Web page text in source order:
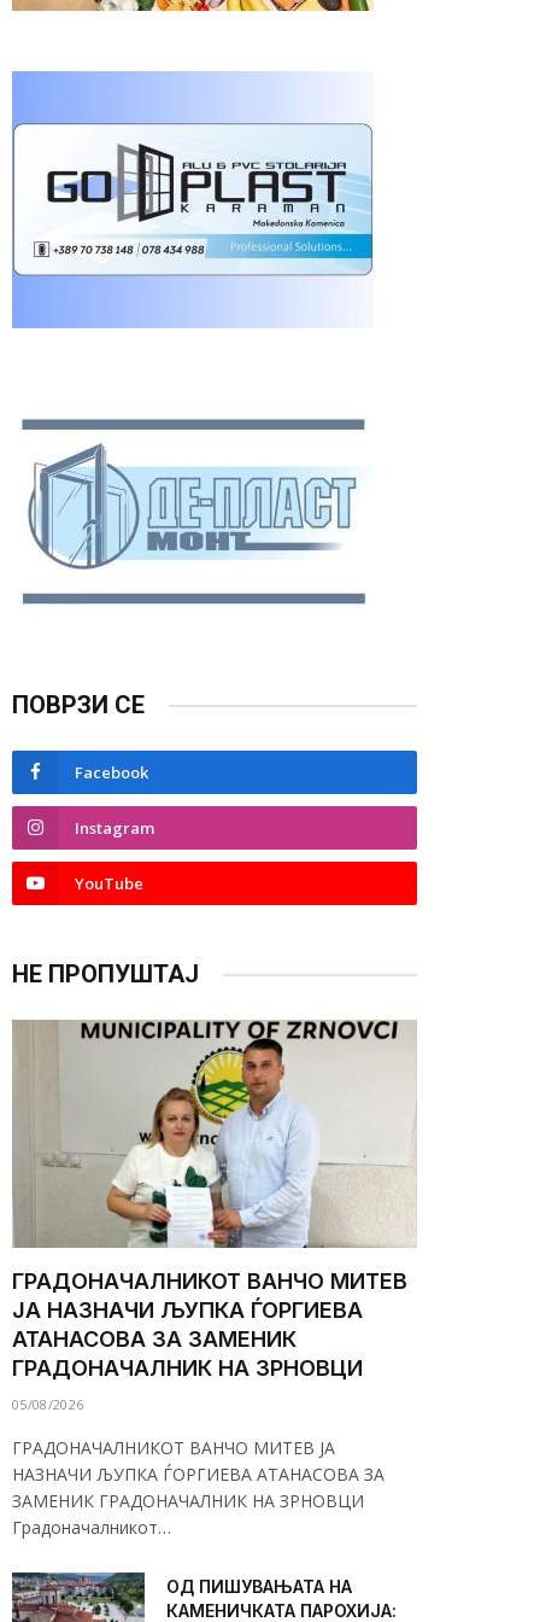
ПОВРЗИ СЕ
Facebook
Instagram
YouTube
НЕ ПРОПУШТАЈ
ГРАДОНАЧАЛНИКОТ ВАНЧО МИТЕВ
ЈА НАЗНАЧИ ЉУПКА ЃОРГИЕВА
АТАНАСОВА ЗА ЗАМЕНИК
ГРАДОНАЧАЛНИК НА ЗРНОВЦИ
05/08/2026
ГРАДОНАЧАЛНИКОТ ВАНЧО МИТЕВ ЈА
НАЗНАЧИ ЉУПКА ЃОРГИЕВА АТАНАСОВА ЗА
ЗАМЕНИК ГРАДОНАЧАЛНИК НА ЗРНОВЦИ
Градоначалникот…
ОД ПИШУВАЊАТА НА
КАМЕНИЧКАТА ПАРОХИЈА: